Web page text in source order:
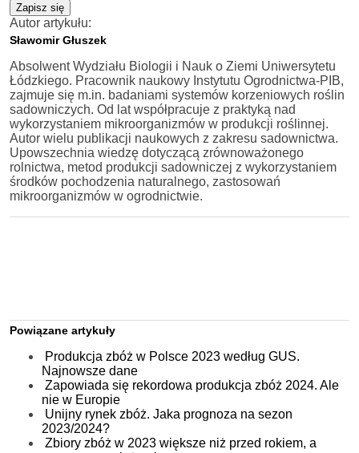
Zapisz się
Autor artykułu:
Sławomir Głuszek
Absolwent Wydziału Biologii i Nauk o Ziemi Uniwersytetu
Łódzkiego. Pracownik naukowy Instytutu Ogrodnictwa-PIB,
zajmuje się m.in. badaniami systemów korzeniowych roślin
sadowniczych. Od lat współpracuje z praktyką nad
wykorzystaniem mikroorganizmów w produkcji roślinnej.
Autor wielu publikacji naukowych z zakresu sadownictwa.
Upowszechnia wiedzę dotyczącą zrównoważonego
rolnictwa, metod produkcji sadowniczej z wykorzystaniem
środków pochodzenia naturalnego, zastosowań
mikroorganizmów w ogrodnictwie.
Powiązane artykuły
Produkcja zbóż w Polsce 2023 według GUS.
Najnowsze dane
Zapowiada się rekordowa produkcja zbóż 2024. Ale
nie w Europie
Unijny rynek zbóż. Jaka prognoza na sezon
2023/2024?
Zbiory zbóż w 2023 większe niż przed rokiem, a